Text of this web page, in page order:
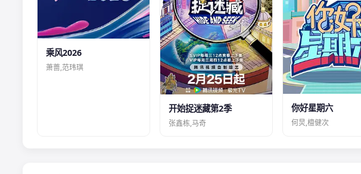
乘风2026
萧蔷,范玮琪
开始捉迷藏第2季
张鑫栋,马奇
你好星期六
何炅,檀健次